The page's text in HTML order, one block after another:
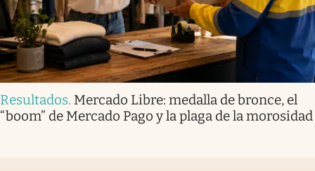
Resultados. Mercado Libre: medalla de bronce, el
“boom” de Mercado Pago y la plaga de la morosidad